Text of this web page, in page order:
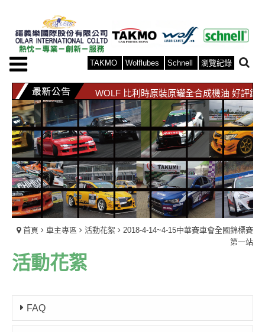
TAKMO Wolflubes Schnell 瀏覽紀錄
WOLF 比利時原裝原罐全合成機油 好評銷
TAKMO 日本原裝原罐全合成機油 好評銷
WOLF 比利時原裝原罐全合成機油 好評銷
首頁 車主專區 活動花絮
2018-4-14~4-15中華賽車會全國錦標賽
第一站
活動花絮
FAQ